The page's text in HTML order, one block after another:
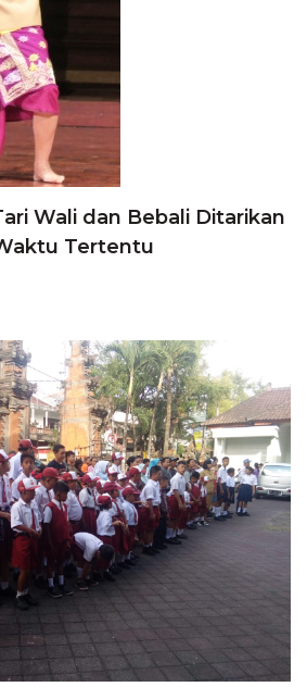
Wali dan Bebali Ditarikan
Tertentu